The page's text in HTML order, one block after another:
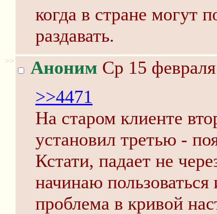
когда в стране могут
раздавать.
>> Аноним Ср 15
>>4471
На старом клиенте
установил третью -
Кстати, падает не
начинаю
проблема в кривой